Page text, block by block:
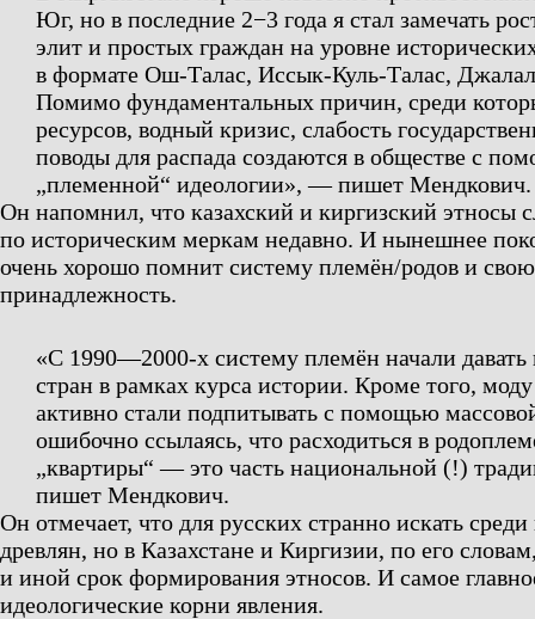
Юг, но в последние 2−3 года я стал замечать
элит и простых граждан на уровне
в формате Ош-Талас, Иссык-Куль-Талас,
Помимо фундаментальных причин, среди
ресурсов, водный кризис, слабость
поводы для распада создаются в обществе с
„племенной“ идеологии», — пишет Мендкович.
Он напомнил, что казахский и киргизский этносы
по историческим меркам недавно. И нынешнее
очень хорошо помнит систему племён/родов и
принадлежность.
«С 1990—2000-х систему племён начали давать
стран в рамках курса истории. Кроме того,
активно стали подпитывать с помощью
ошибочно ссылаясь, что расходиться в
„квартиры“ — это часть национальной (!)
пишет Мендкович.
Он отмечает, что для русских странно искать
древлян, но в Казахстане и Киргизии, по его
и иной срок формирования этносов. И самое
идеологические корни явления.